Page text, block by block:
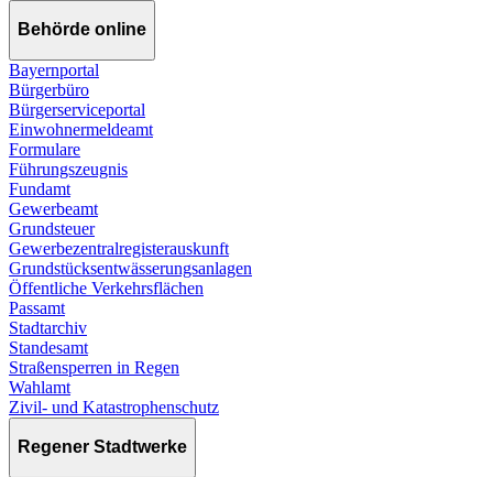
Behörde online
Bayernportal
Bürgerbüro
Bürgerserviceportal
Einwohnermeldeamt
Formulare
Führungszeugnis
Fundamt
Gewerbeamt
Grundsteuer
Gewerbezentralregisterauskunft
Grundstücksentwässerungsanlagen
Öffentliche Verkehrsflächen
Passamt
Stadtarchiv
Standesamt
Straßensperren in Regen
Wahlamt
Zivil- und Katastrophenschutz
Regener Stadtwerke